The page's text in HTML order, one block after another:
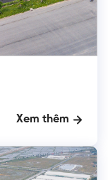
Xem thêm